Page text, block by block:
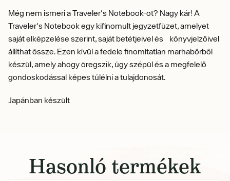
Még nem ismeri a Traveler's Notebook-ot? Nagy kár! A
Traveler's Notebook egy kifinomult jegyzetfüzet, amelyet
saját elképzelése szerint, saját betétjeivel és könyvjelzőivel
állíthat össze. Ezen kívül a fedele finomítatlan marhabőrből
készül, amely ahogy öregszik, úgy szépül és a megfelelő
gondoskodással képes túlélni a tulajdonosát.
Japánban készült
Hasonló termékek